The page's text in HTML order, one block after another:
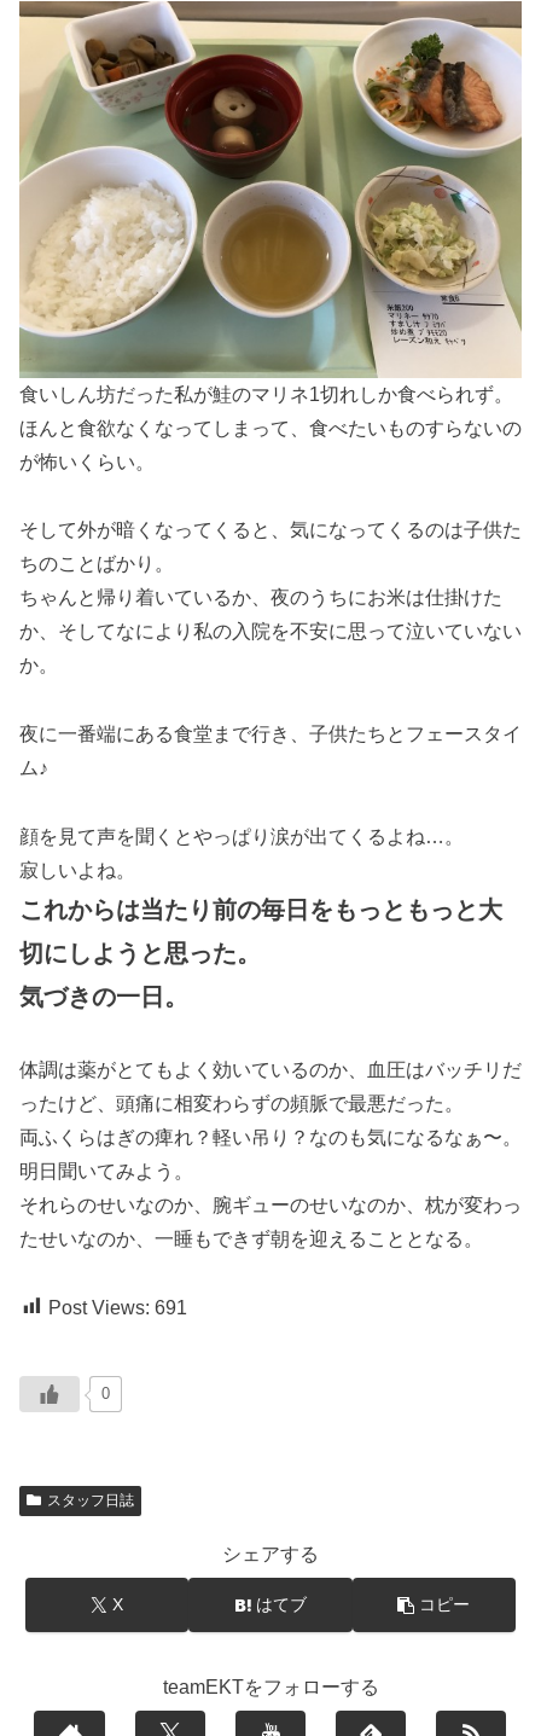
食いしん坊だった私が鮭のマリネ1切れしか食べられず。
ほんと食欲なくなってしまって、食べたいものすらないの
が怖いくらい。
そして外が暗くなってくると、気になってくるのは子供た
ちのことばかり。
ちゃんと帰り着いているか、夜のうちにお米は仕掛けた
か、そしてなにより私の入院を不安に思って泣いていない
か。
夜に一番端にある食堂まで行き、子供たちとフェースタイ
ム♪
顔を見て声を聞くとやっぱり涙が出てくるよね…。
寂しいよね。
これからは当たり前の毎日をもっともっと大
切にしようと思った。
気づきの一日。
体調は薬がとてもよく効いているのか、血圧はバッチリだ
ったけど、頭痛に相変わらずの頻脈で最悪だった。
両ふくらはぎの痺れ？軽い吊り？なのも気になるなぁ〜。
明日聞いてみよう。
それらのせいなのか、腕ギューのせいなのか、枕が変わっ
たせいなのか、一睡もできず朝を迎えることとなる。
Post Views: 691
0
スタッフ日誌
シェアする
X はてブ コピー
teamEKTをフォローする